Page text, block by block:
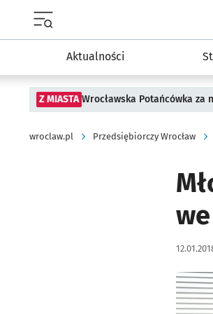
Aktualności
Z MIASTA Wrocławska Potańcówka za
wroclaw.pl Przedsiębiorczy Wrocław
Data
Kliknij,